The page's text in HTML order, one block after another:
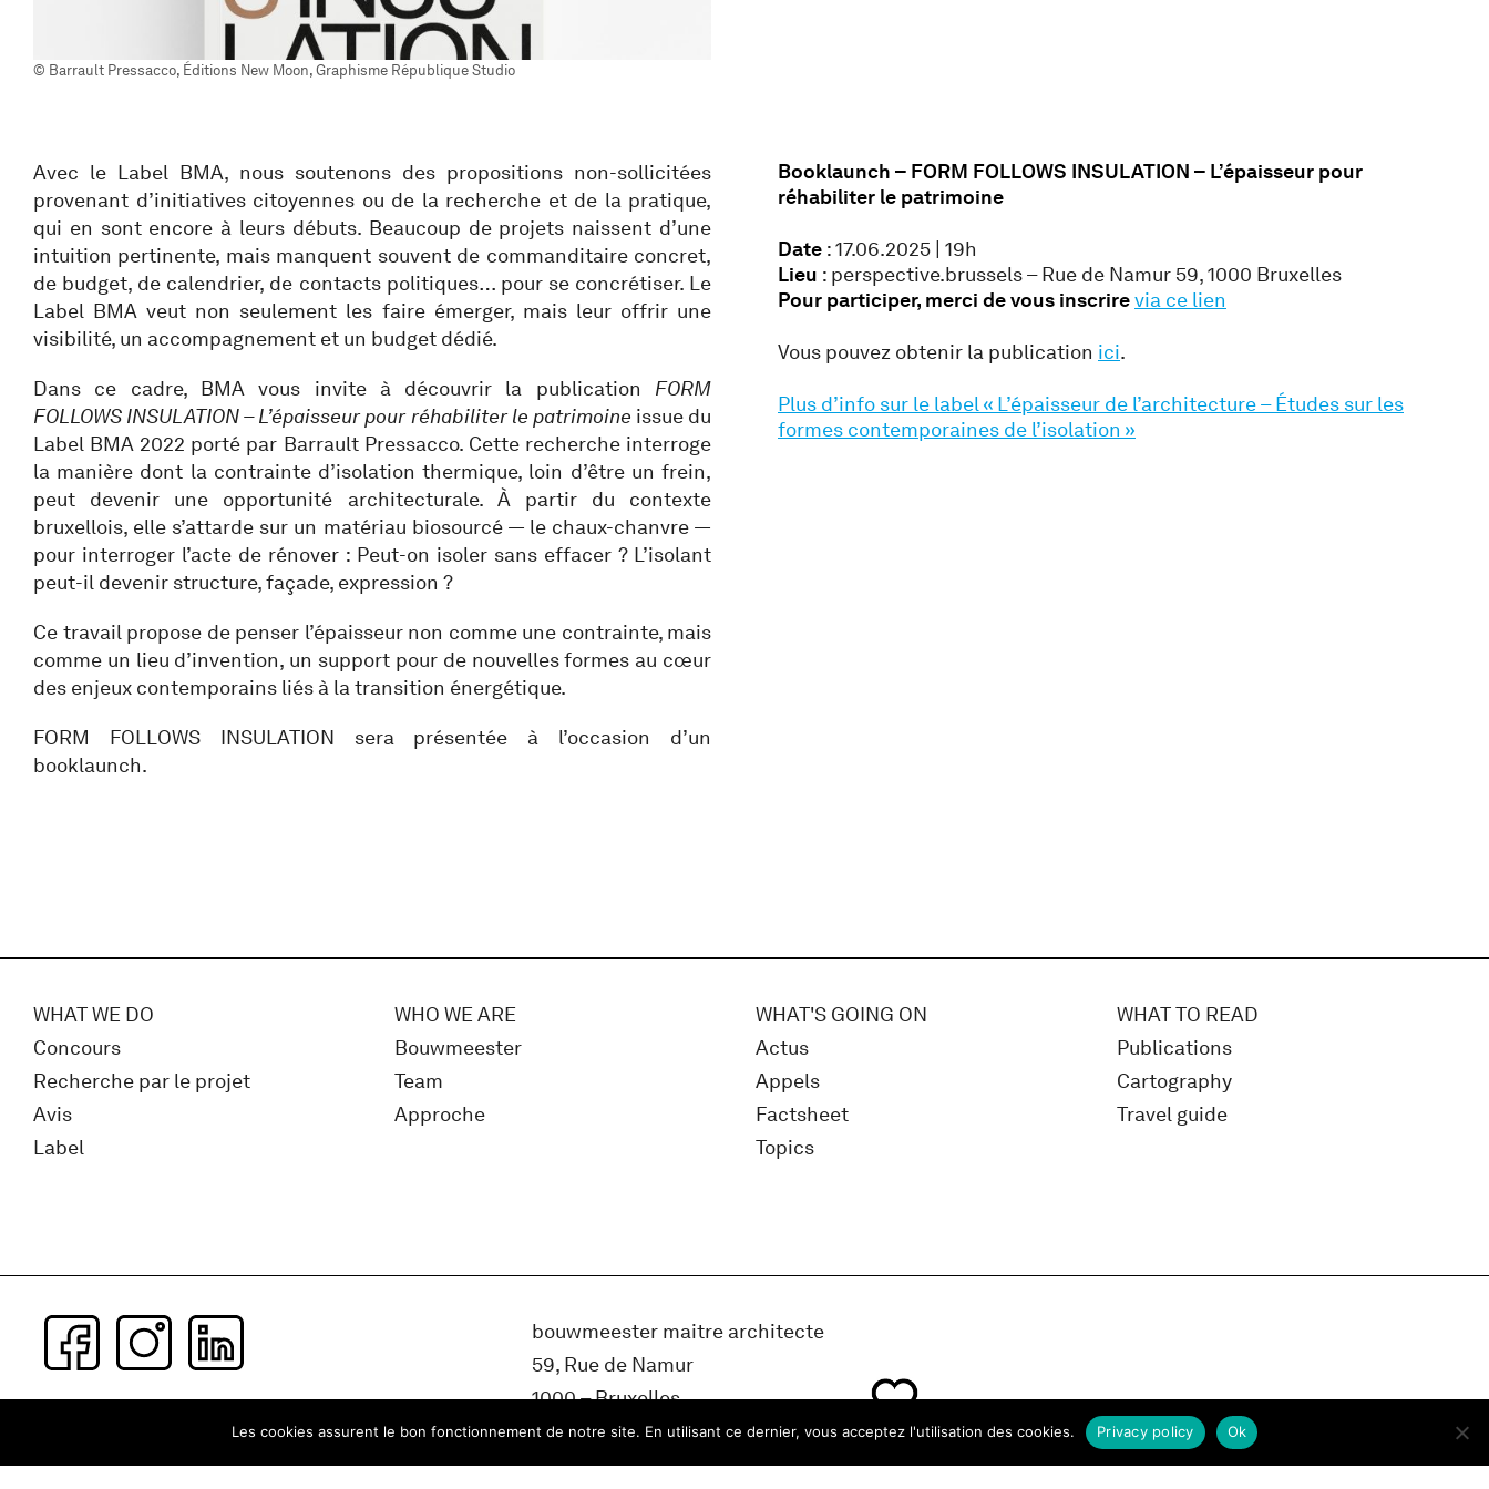
© Barrault Pressacco, Éditions New Moon, Graphisme République Studio
Avec le Label BMA, nous soutenons des propositions non-sollicitées
provenant d’initiatives citoyennes ou de la recherche et de la pratique,
qui en sont encore à leurs débuts. Beaucoup de projets naissent d’une
intuition pertinente, mais manquent souvent de commanditaire concret,
de budget, de calendrier, de contacts politiques… pour se concrétiser. Le
Label BMA veut non seulement les faire émerger, mais leur offrir une
visibilité, un accompagnement et un budget dédié.
Dans ce cadre, BMA vous invite à découvrir la publication FORM
FOLLOWS INSULATION – L’épaisseur pour réhabiliter le patrimoine issue du
Label BMA 2022 porté par Barrault Pressacco. Cette recherche interroge
la manière dont la contrainte d’isolation thermique, loin d’être un frein,
peut devenir une opportunité architecturale. À partir du contexte
bruxellois, elle s’attarde sur un matériau biosourcé — le chaux-chanvre —
pour interroger l’acte de rénover : Peut-on isoler sans effacer ? L’isolant
peut-il devenir structure, façade, expression ?
Ce travail propose de penser l’épaisseur non comme une contrainte, mais
comme un lieu d’invention, un support pour de nouvelles formes au cœur
des enjeux contemporains liés à la transition énergétique.
FORM FOLLOWS INSULATION sera présentée à l’occasion d’un
booklaunch.
Booklaunch – FORM FOLLOWS INSULATION – L’épaisseur pour
réhabiliter le patrimoine
Date : 17.06.2025 | 19h
Lieu : perspective.brussels – Rue de Namur 59, 1000 Bruxelles
Pour participer, merci de vous inscrirevia ce lien
Vous pouvez obtenir la publication ici.
Plus d’info sur le label « L’épaisseur de l’architecture – Études sur les
formes contemporaines de l’isolation »
WHAT WE DO
Concours
Recherche par le projet
Avis
Label
WHO WE ARE
Bouwmeester
Team
Approche
WHAT'S GOING ON
Actus
Appels
Factsheet
Topics
WHAT TO READ
Publications
Cartography
Travel guide
Subscribe to our newsletter
bouwmeester maitre architecte
59, Rue de Namur
1000 – Bruxelles
Belgique
Les cookies assurent le bon fonctionnement de notre site. En utilisant ce dernier, vous acceptez l'utilisation des cookies. Ok
Privacy policy